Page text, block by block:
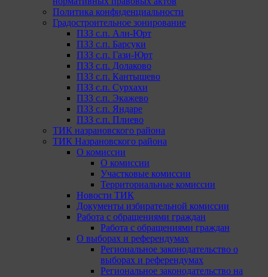
Политика конфиденциальности
Градостроительное зонирование
ПЗЗ с.п. Али-Юрт
ПЗЗ с.п. Барсуки
ПЗЗ с.п. Гази-Юрт
ПЗЗ с.п. Долаково
ПЗЗ с.п. Кантышево
ПЗЗ с.п. Сурхахи
ПЗЗ с.п. Экажево
ПЗЗ с.п. Яндаре
ПЗЗ с.п. Плиево
ТИК назрановского района
ТИК Назрановского района
О комиссии
О комиссии
Участковые комиссии
Территориальные комиссии
Новости ТИК
Документы избирательной комиссии
Работа с обращениями граждан
Работа с обращениями граждан
О выборах и референдумах
Региональное законодательство о
выборах и референдумах
Региональное законодательство на